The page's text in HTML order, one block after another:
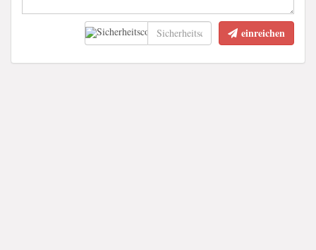
einreichen